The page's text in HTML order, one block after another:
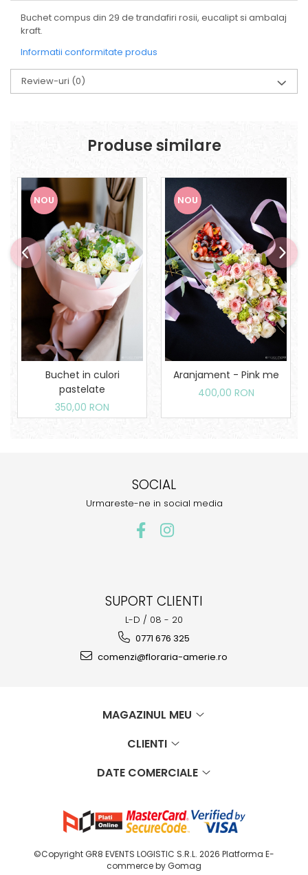
Buchet compus din 29 de trandafiri rosii, eucalipt si ambalaj
kraft.
Informatii conformitate produs
Review-uri (0)
Produse similare
NOU
Buchet in culori
pastelate
350,00 RON
NOU
Aranjament - Pink me
400,00 RON
SOCIAL
Urmareste-ne in social media
SUPORT CLIENTI
L-D / 08 - 20
0771 676 325
comenzi@floraria-amerie.ro
MAGAZINUL MEU
CLIENTI
DATE COMERCIALE
©Copyright GR8 EVENTS LOGISTIC S.R.L. 2026 Platforma E-
commerce by Gomag